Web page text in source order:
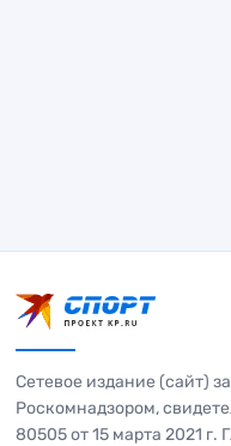
Сетевое издание (сайт)
Роскомнадзором,
80505 от 15 марта 2021